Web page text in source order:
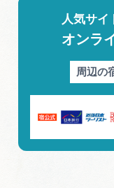
人気サイ
オンラ
周辺の